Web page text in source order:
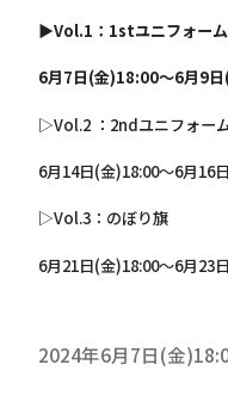
▶Vol.1 ：1stユニフォー
6月7日(金)18:00～6月9
▷Vol.2 ：2ndユニフォー
6月14日(金)18:00～6月16
▷Vol.3：のぼり旗
6月21日(金)18:00～6月23
2024年6月7日(金